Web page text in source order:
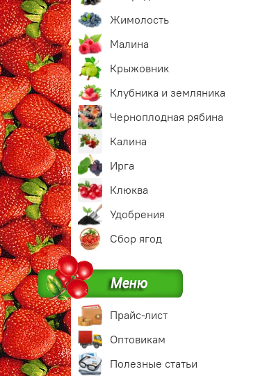
Жимолость
Малина
Крыжовник
Клубника и земляника
Черноплодная рябина
Калина
Ирга
Клюква
Удобрения
Сбор ягод
Прайс-лист
Оптовикам
Полезные статьи